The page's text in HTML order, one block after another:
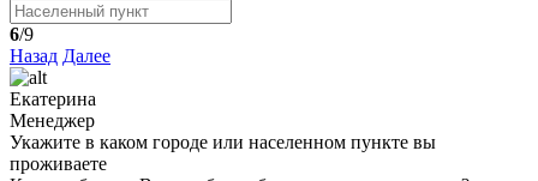
6/9
Назад Далее
Екатерина
Менеджер
Укажите в каком городе или населенном пункте вы
проживаете